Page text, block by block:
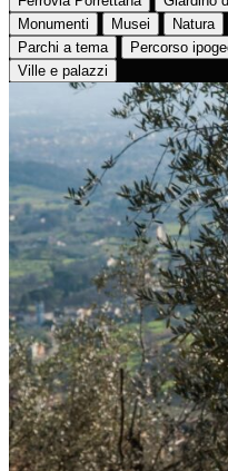
Monumenti
Musei Natura
Parchi a tema
Percorso
Ville e palazzi